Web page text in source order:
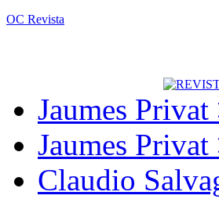
OC Revista
Jaumes
Jaumes
Claudio